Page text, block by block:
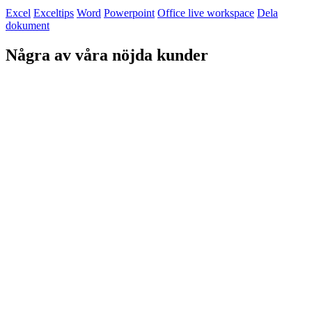
Excel Exceltips Word Powerpoint Office live workspace Dela
dokument
Några av våra nöjda kunder